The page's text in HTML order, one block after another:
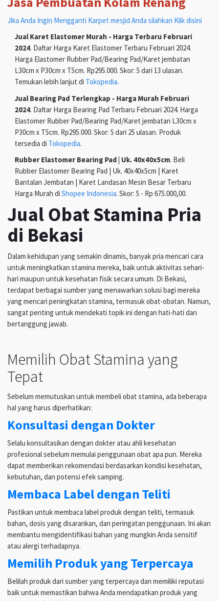
Jika Anda Ingin Mengganti Karpet mesjid Anda silahkan Klik disini
Jual Karet Elastomer Murah - Harga Terbaru Februari
2024. Daftar Harga Karet Elastomer Terbaru Februari 2024.
Harga Elastomer Rubber Pad/Bearing Pad/Karet jembatan
L30cm x P30cm x T5cm. Rp295.000. Skor: 5 dari 13 ulasan.
Temukan lebih lanjut di Tokopedia.
Jual Bearing Pad Terlengkap - Harga Murah Februari
2024. Daftar Harga Bearing Pad Terbaru Februari 2024. Harga
Elastomer Rubber Pad/Bearing Pad/Karet jembatan L30cm x
P30cm x T5cm. Rp295.000. Skor: 5 dari 25 ulasan. Produk
tersedia di Tokopedia.
Rubber Elastomer Bearing Pad | Uk. 40x40x5cm. Beli
Rubber Elastomer Bearing Pad | Uk. 40x40x5cm | Karet
Bantalan Jembatan | Karet Landasan Mesin Besar Terbaru
Harga Murah di Shopee Indonesia. Skor: 5 - Rp 675.000,00.
Jual Obat Stamina Pria
di Bekasi
Dalam kehidupan yang semakin dinamis, banyak pria mencari cara
untuk meningkatkan stamina mereka, baik untuk aktivitas sehari-
hari maupun untuk kesehatan fisik secara umum. Di Bekasi,
terdapat berbagai sumber yang menawarkan solusi bagi mereka
yang mencari peningkatan stamina, termasuk obat-obatan. Namun,
sangat penting untuk mendekati topik ini dengan hati-hati dan
bertanggung jawab.
Memilih Obat Stamina yang
Tepat
Sebelum memutuskan untuk membeli obat stamina, ada beberapa
hal yang harus diperhatikan:
Konsultasi dengan Dokter
Selalu konsultasikan dengan dokter atau ahli kesehatan
profesional sebelum memulai penggunaan obat apa pun. Mereka
dapat memberikan rekomendasi berdasarkan kondisi kesehatan,
kebutuhan, dan potensi efek samping.
Membaca Label dengan Teliti
Pastikan untuk membaca label produk dengan teliti, termasuk
bahan, dosis yang disarankan, dan peringatan penggunaan. Ini akan
membantu mengidentifikasi bahan yang mungkin Anda sensitif
atau alergi terhadapnya.
Memilih Produk yang Terpercaya
Belilah produk dari sumber yang terpercaya dan memiliki reputasi
baik untuk memastikan bahwa Anda mendapatkan produk yang